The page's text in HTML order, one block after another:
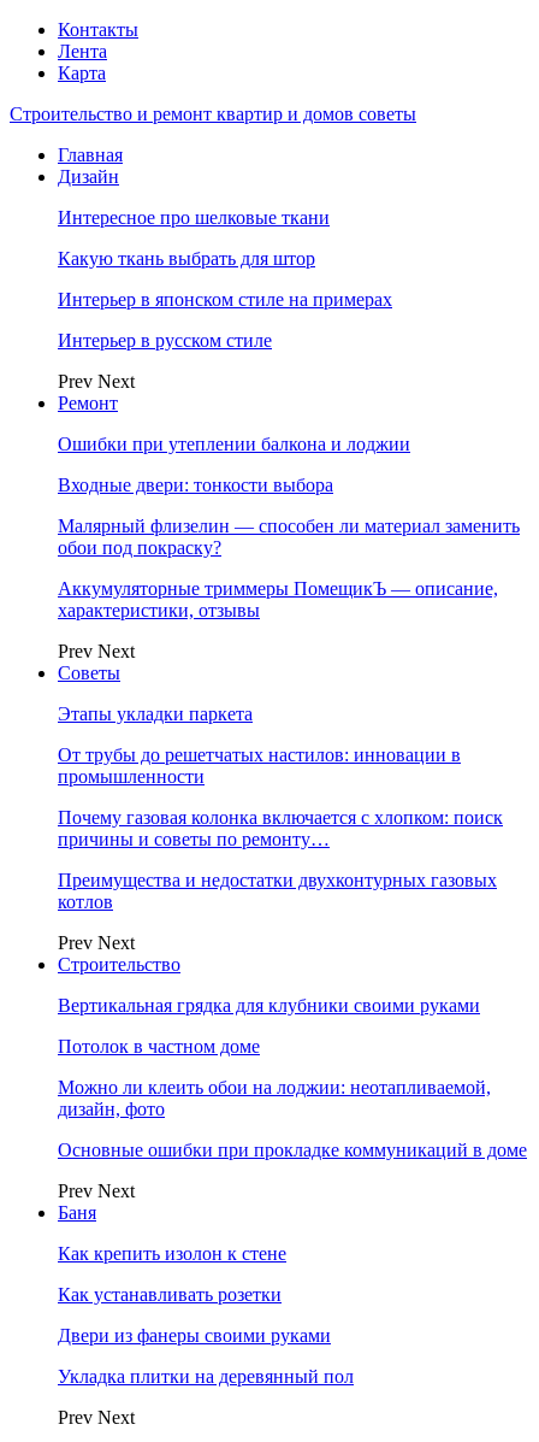
Контакты
Лента
Карта
Строительство и ремонт квартир и домов советы
Главная
Дизайн
Интересное про шелковые ткани
Какую ткань выбрать для штор
Интерьер в японском стиле на примерах
Интерьер в русском стиле
Prev Next
Ремонт
Ошибки при утеплении балкона и лоджии
Входные двери: тонкости выбора
Малярный флизелин — способен ли материал заменить
обои под покраску?
Аккумуляторные триммеры ПомещикЪ — описание,
характеристики, отзывы
Prev Next
Советы
Этапы укладки паркета
От трубы до решетчатых настилов: инновации в
промышленности
Почему газовая колонка включается с хлопком: поиск
причины и советы по ремонту…
Преимущества и недостатки двухконтурных газовых
котлов
Prev Next
Строительство
Вертикальная грядка для клубники своими руками
Потолок в частном доме
Можно ли клеить обои на лоджии: неотапливаемой,
дизайн, фото
Основные ошибки при прокладке коммуникаций в доме
Prev Next
Баня
Как крепить изолон к стене
Как устанавливать розетки
Двери из фанеры своими руками
Укладка плитки на деревянный пол
Prev Next